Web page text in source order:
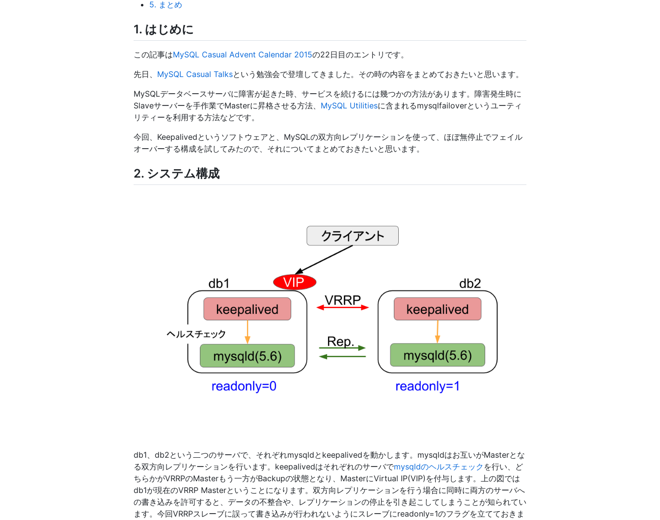
5. まとめ
1. はじめに
この記事はMySQL Casual Advent Calendar 2015の22日目のエントリです。
先日、 MySQL Casual Talksという勉強会で登壇してきました。その時の内容をまとめておきたいと思います。
MySQLデータベースサーバに障害が起きた時、サービスを続けるには幾つかの方法があります。障害発生時に
Slaveサーバーを手作業でMasterに昇格させる方法、 MySQL Utilitiesに含まれるmysqlfailoverというユーティ
リティーを利用する方法などです。
今回、Keepalivedというソフトウェアと、MySQLの双方向レプリケーションを使って、ほぼ無停止でフェイル
オーバーする構成を試してみたので、それについてまとめておきたいと思います。
2. システム構成
db1、db2という二つのサーバで、それぞれmysqldとkeepalivedを動かします。mysqldはお互いがMasterとな
る双方向レプリケーションを行います。keepalivedはそれぞれのサーバでmysqldのヘルスチェック を行い、ど
ちらかがVRRPのMasterもう一方がBackupの状態となり、MasterにVirtual IP(VIP)を付与します。上の図では
db1が現在のVRRP Masterということになります。双方向レプリケーションを行う場合に同時に両方のサーバへ
の書き込みを許可すると、データの不整合や、レプリケーションの停止を引き起こしてしまうことが知られてい
ます。今回VRRPスレーブに誤って書き込みが行われないようにスレーブにreadonly=1のフラグを立てておきま